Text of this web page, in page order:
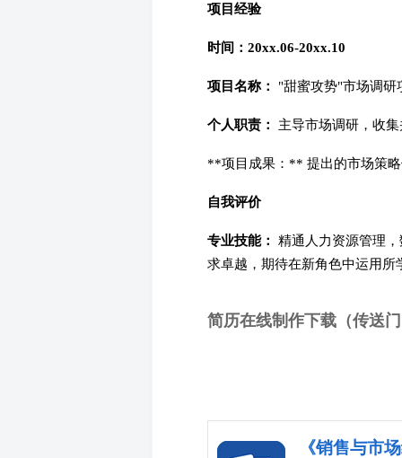
项目经验
时间：20xx.06-20xx.10
项目名称： "甜蜜攻势"市场调研
个人职责： 主导市场调研，收
**项目成果：** 提出的市场策
自我评价
专业技能：
精通人力资源管理
求卓越，期待在新角色中运用所
简历在线制作下载（传送
《销售与市